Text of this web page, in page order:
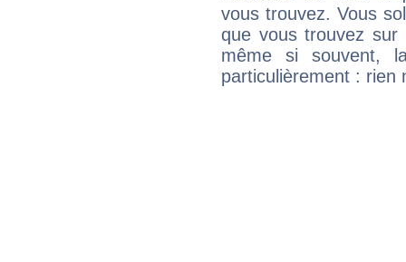
vous trouvez. Vous
que vous trouvez
même si souvent,
particulièrement : rien